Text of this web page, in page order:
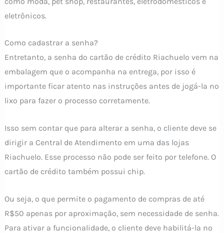
eletrônicos.
Como cadastrar a senha?
Entretanto, a senha do cartão de crédito Riachuelo vem na
embalagem que o acompanha na entrega, por isso é
importante ficar atento nas instruções antes de jogá-la no
lixo para fazer o processo corretamente.
Isso sem contar que para alterar a senha, o cliente deve se
dirigir a Central de Atendimento em uma das lojas
Riachuelo. Esse processo não pode ser feito por telefone. O
cartão de crédito também possui chip.
Ou seja, o que permite o pagamento de compras de até
R$50 apenas por aproximação, sem necessidade de senha.
Para ativar a funcionalidade, o cliente deve habilitá-la no